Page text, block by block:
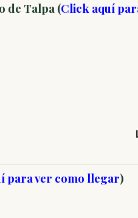
de Talpa (Click aquí
para ver como llegar)